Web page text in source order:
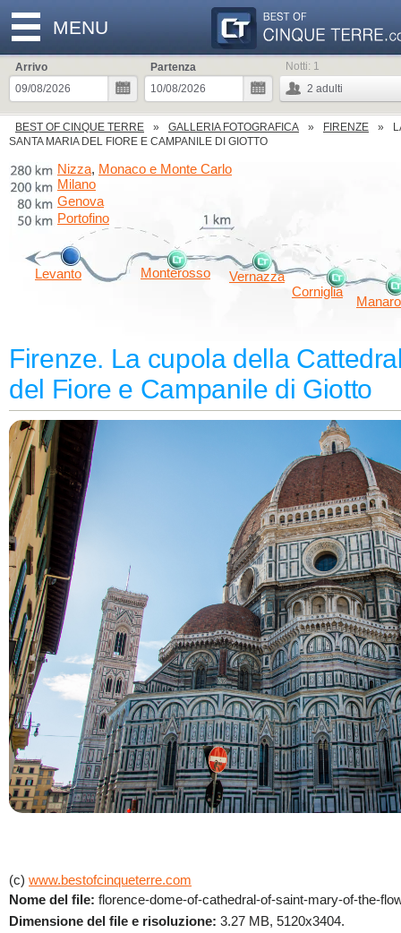
MENU
Arrivo
Partenza
2 adulti
Notti: 1
BEST OF CINQUE TERRE GALLERIA FOTOGRAFICA FIRENZE
SANTA MARIA DEL FIORE E CAMPANILE DI GIOTTO
Levanto Monterosso
Vernazza
Corniglia
Genova
Milano
Nizza, Monaco e Monte Carlo
Portofino
Firenze. La cupola della
del Fiore e Campanile di Giotto
(c) www.bestofcinqueterre.com
Nome del file: florence-dome-of-cathedral-of-saint-mary-of-the-
Dimensione del file e risoluzione: 3.27 MB, 5120x3404.